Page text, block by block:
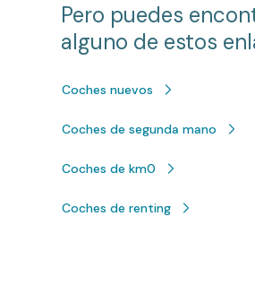
Pero puedes
alguno de estos
Coches nuevos
Coches de segunda mano
Coches de km0
Coches de renting